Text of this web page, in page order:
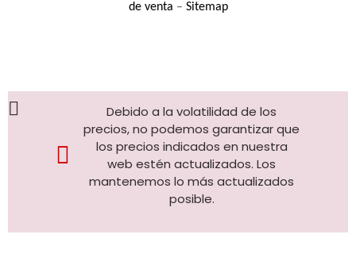
de venta – Sitemap
Debido a la volatilidad de los
precios, no podemos garantizar que
los precios indicados en nuestra
web estén actualizados. Los
mantenemos lo más actualizados
posible.